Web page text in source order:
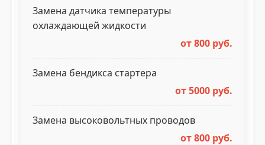
Замена датчика температуры
охлаждающей жидкости
от 800 руб.
Замена бендикса стартера
от 5000 руб.
Замена высоковольтных проводов
от 800 руб.